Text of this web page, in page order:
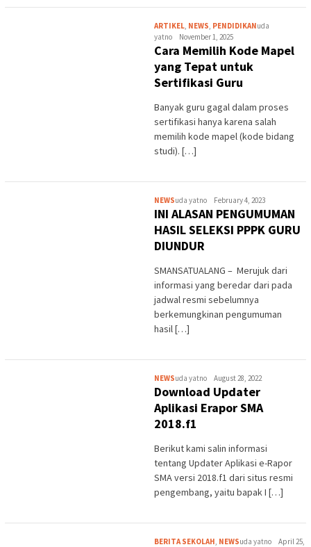
ARTIKEL, NEWS, PENDIDIKANuda
yatno
November 1, 2025
Cara Memilih Kode Mapel
yang Tepat untuk
Sertifikasi Guru
Banyak guru gagal dalam proses
sertifikasi hanya karena salah
memilih kode mapel (kode bidang
studi). […]
NEWSuda yatno February 4, 2023
INI ALASAN PENGUMUMAN
HASIL SELEKSI PPPK GURU
DIUNDUR
SMANSATUALANG – Merujuk dari
informasi yang beredar dari pada
jadwal resmi sebelumnya
berkemungkinan pengumuman
hasil […]
NEWSuda yatno August 28, 2022
Download Updater
Aplikasi Erapor SMA
2018.f1
Berikut kami salin informasi
tentang Updater Aplikasi e-Rapor
SMA versi 2018.f1 dari situs resmi
pengembang, yaitu bapak I […]
BERITA SEKOLAH, NEWSuda yatno
April 25,